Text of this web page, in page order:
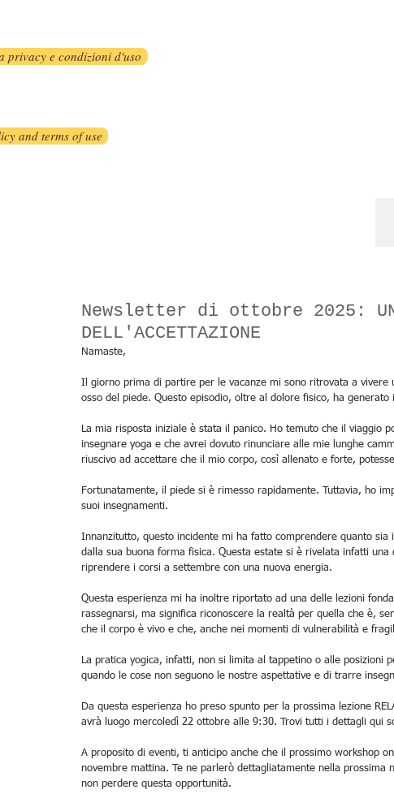
privacy e condizioni d'uso
and terms of use
Newsletter di ottobre 2025: UN
DELL'ACCETTAZIONE
Namaste,
Il giorno prima di partire per le vacanze mi sono ritrovata a
osso del piede. Questo episodio, oltre al dolore fisico, ha
La mia risposta iniziale è stata il panico. Ho temuto che il viaggio
insegnare yoga e che avrei dovuto rinunciare alle mie lunghe
riuscivo ad accettare che il mio corpo, così allenato e forte,
Fortunatamente, il piede si è rimesso rapidamente. Tuttavia, ho
suoi insegnamenti.
Innanzitutto, questo incidente mi ha fatto comprendere quanto
dalla sua buona forma fisica. Questa estate si è rivelata infatti
riprendere i corsi a settembre con una nuova energia.
Questa esperienza mi ha inoltre riportato ad una delle lezioni
rassegnarsi, ma significa riconoscere la realtà per quella che è,
che il corpo è vivo e che, anche nei momenti di vulnerabilità e
La pratica yogica, infatti, non si limita al tappetino o alle posizioni
quando le cose non seguono le nostre aspettative e di trarre
Da questa esperienza ho preso spunto per la prossima lezione
avrà luogo mercoledì 22 ottobre alle 9:30. Trovi tutti i dettagli qui
A proposito di eventi, ti anticipo anche che il prossimo workshop
novembre mattina. Te ne parlerò dettagliatamente nella
non perdere questa opportunità.